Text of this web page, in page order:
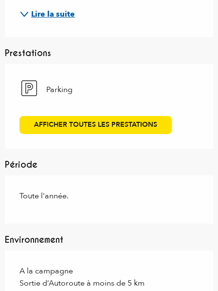
Lire la suite
Prestations
Parking
AFFICHER TOUTES LES PRESTATIONS
Période
Toute l'année.
Environnement
A la campagne
Sortie d’Autoroute à moins de 5 km